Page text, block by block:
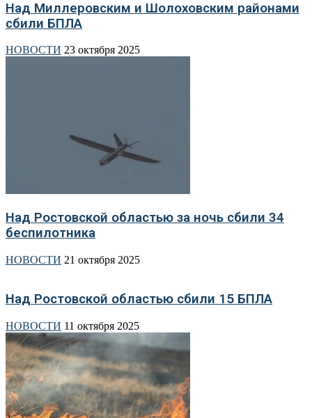
Над Миллеровским и Шолоховским районами
сбили БПЛА
НОВОСТИ 23 октября 2025
Над Ростовской областью за ночь сбили 34
беспилотника
НОВОСТИ 21 октября 2025
Над Ростовской областью сбили 15 БПЛА
НОВОСТИ 11 октября 2025